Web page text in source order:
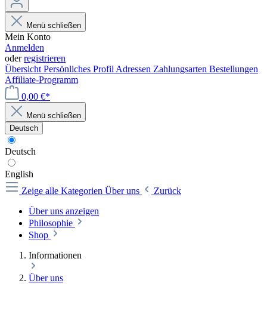
Menü schließen
Mein Konto
Anmelden
oderregistrieren
Übersicht Persönliches Profil Adressen Zahlungsarten Bestellungen
Affiliate-Programm
0,00 €*
Menü schließen
Deutsch
Deutsch
English
Zeige alle Kategorien Über uns
Zurück
Über uns anzeigen
Philosophie
Shop
Informationen
Über uns